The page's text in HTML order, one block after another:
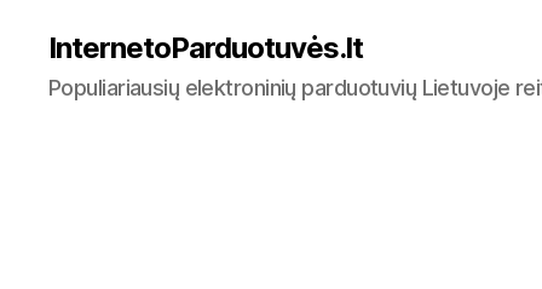
InternetoParduotuvės.lt
Populiariausių elektroninių parduotuvių Lietuvoje